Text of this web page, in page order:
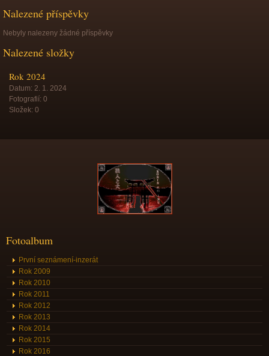
Nalezené příspěvky
Nebyly nalezeny žádné příspěvky
Nalezené složky
Rok 2024
Datum: 2. 1. 2024
Fotografií: 0
Složek: 0
Fotoalbum
První seznámení-inzerát
Rok 2009
Rok 2010
Rok 2011
Rok 2012
Rok 2013
Rok 2014
Rok 2015
Rok 2016